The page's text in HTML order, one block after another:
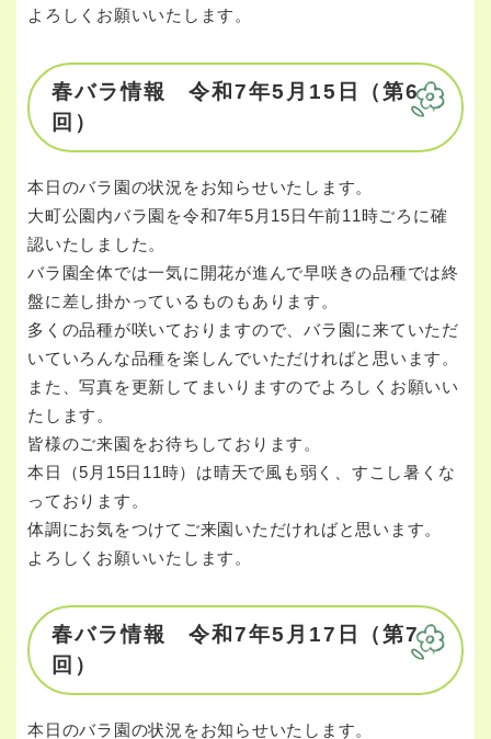
よろしくお願いいたします。
春バラ情報 令和7年5月15日（第6
回）
本日のバラ園の状況をお知らせいたします。
大町公園内バラ園を令和7年5月15日午前11時ごろに確
認いたしました。
バラ園全体では一気に開花が進んで早咲きの品種では終
盤に差し掛かっているものもあります。
多くの品種が咲いておりますので、バラ園に来ていただ
いていろんな品種を楽しんでいただければと思います。
また、写真を更新してまいりますのでよろしくお願いい
たします。
皆様のご来園をお待ちしております。
本日（5月15日11時）は晴天で風も弱く、すこし暑くな
っております。
体調にお気をつけてご来園いただければと思います。
よろしくお願いいたします。
春バラ情報 令和7年5月17日（第7
回）
本日のバラ園の状況をお知らせいたします。